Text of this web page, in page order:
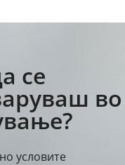
се
во
условите